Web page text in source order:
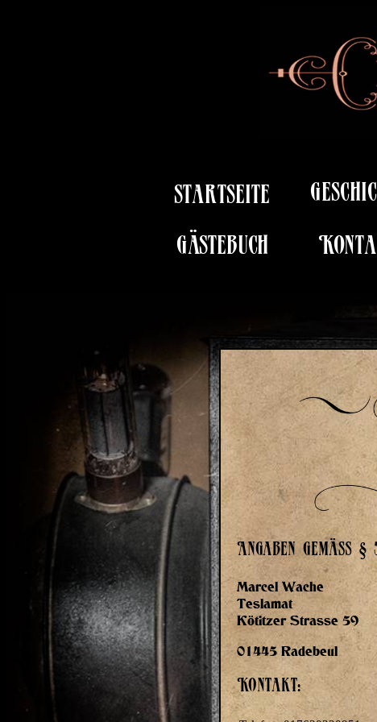
startseite
Gästebuch
Angaben gemäß §
Marcel Wache
Teslamat
Kötitzer Strasse 59
01445 Radebeul
Kontakt: